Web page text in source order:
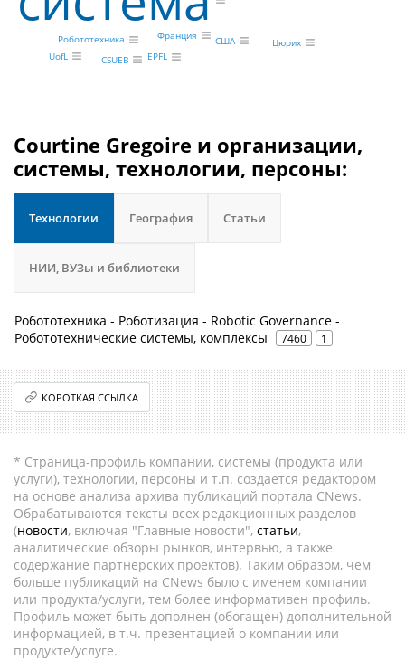
Робототехника Франция США Цюрих
UofL CSUEB EPFL
Courtine Gregoire и организации,
системы, технологии, персоны:
Технологии География Статьи
НИИ, ВУЗы и библиотеки
Робототехника - Роботизация - Robotic Governance -
Робототехнические системы, комплексы
7460 1
КОРОТКАЯ ССЫЛКА
* Страница-профиль компании, системы (продукта или
услуги), технологии, персоны и т.п. создается редактором
на основе анализа архива публикаций портала CNews.
Обрабатываются тексты всех редакционных разделов
(новости, включая "Главные новости", статьи,
аналитические обзоры рынков, интервью, а также
содержание партнёрских проектов). Таким образом, чем
больше публикаций на CNews было с именем компании
или продукта/услуги, тем более информативен профиль.
Профиль может быть дополнен (обогащен) дополнительной
информацией, в т.ч. презентацией о компании или
продукте/услуге.